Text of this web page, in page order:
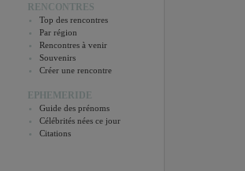
RENCONTRES
Top des rencontres
Par région
Rencontres à venir
Souvenirs
Créer une rencontre
EPHEMERIDE
Guide des prénoms
Célébrités nées ce jour
Citations